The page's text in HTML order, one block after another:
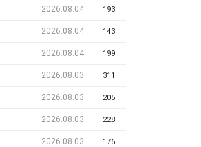
2026.08.04 193
2026.08.04 143
2026.08.04 199
2026.08.03 311
2026.08.03 205
2026.08.03 228
2026.08.03 176